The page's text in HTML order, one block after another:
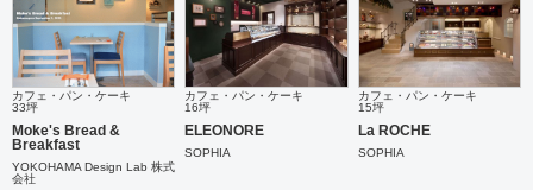
カフェ・パン・ケーキ
33坪
Moke's Bread &
Breakfast
YOKOHAMA Design Lab 株式
会社
カフェ・パン・ケーキ
16坪
ELEONORE
SOPHIA
カフェ・パン・ケーキ
15坪
La ROCHE
SOPHIA